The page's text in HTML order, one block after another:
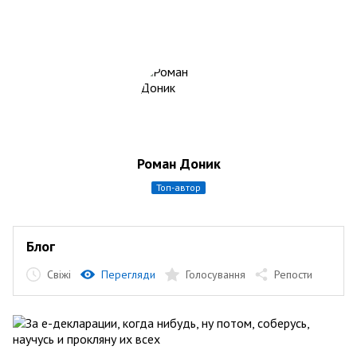
Роман Доник
топ-автор
Блог
Свіжі Перегляди Голосування Репости